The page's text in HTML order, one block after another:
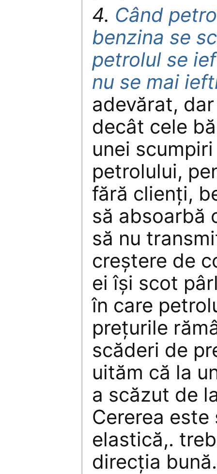
4. Când
benzina se
petrolul se
nu se mai
adevărat,
decât cele
unei
petrolului,
fără clienţi,
să absoarbă
să nu
creştere de
ei îşi scot
în care
preţurile
scăderi de
uităm că la
a scăzut de
Cererea
elastică,.
direcţia bună.